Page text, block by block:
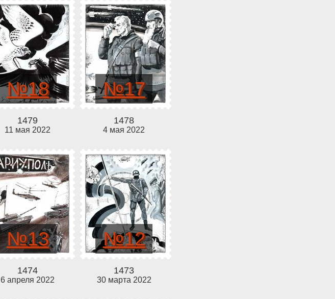
№18
1479
11 мая 2022
№17
1478
4 мая 2022
№13
1474
6 апреля 2022
№12
1473
30 марта 2022